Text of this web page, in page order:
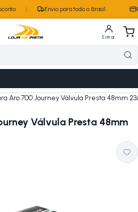
Envio para todo o Brasil
Entrar
Aro 700 Journey Válvula Presta 48mm
Válvula Presta 48mm